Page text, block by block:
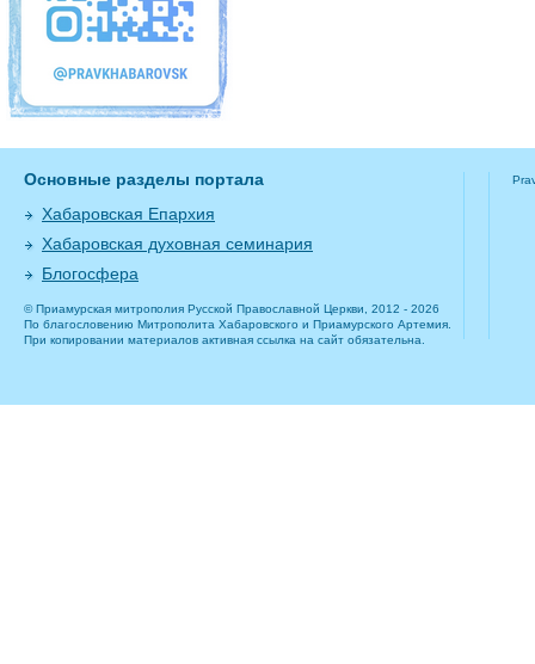
Основные разделы портала
Хабаровская Епархия
Хабаровская духовная семинария
Блогосфера
© Приамурская митрополия Русской Православной Церкви, 2012 - 2026
По благословению Митрополита Хабаровского и Приамурского Артемия.
При копировании материалов активная ссылка на сайт обязательна.